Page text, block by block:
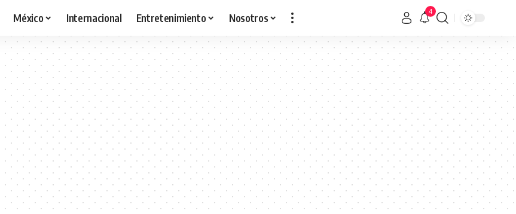
México Internacional Entretenimiento Nosotros 4